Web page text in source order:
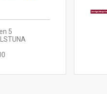
5